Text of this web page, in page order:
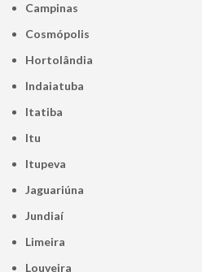
Campinas
Cosmópolis
Hortolândia
Indaiatuba
Itatiba
Itu
Itupeva
Jaguariúna
Jundiaí
Limeira
Louveira